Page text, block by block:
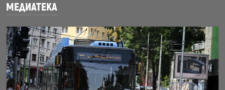
МЕДИАТЕКА